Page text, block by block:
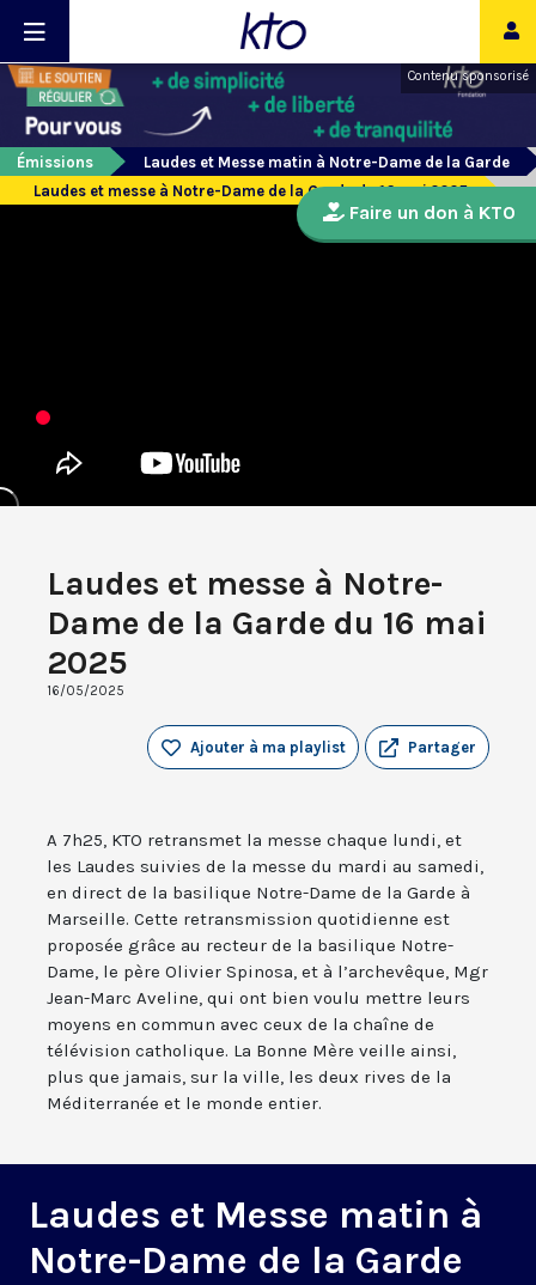
Contenu sponsorisé
Émissions
Laudes et Messe matin à Notre-Dame de la Garde
Laudes et messe à Notre-Dame de la Garde du 16 mai 2025
Laudes et messe à Notre-
Dame de la Garde du 16 mai
2025
16/05/2025
Partager
Ajouter à ma playlist
A 7h25, KTO retransmet la messe chaque lundi, et
les Laudes suivies de la messe du mardi au samedi,
en direct de la basilique Notre-Dame de la Garde à
Marseille. Cette retransmission quotidienne est
proposée grâce au recteur de la basilique Notre-
Dame, le père Olivier Spinosa, et à l’archevêque, Mgr
Jean-Marc Aveline, qui ont bien voulu mettre leurs
moyens en commun avec ceux de la chaîne de
télévision catholique. La Bonne Mère veille ainsi,
plus que jamais, sur la ville, les deux rives de la
Méditerranée et le monde entier.
Laudes et Messe matin à
Notre-Dame de la Garde
Faire un don à KTO